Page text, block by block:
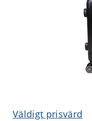
Väldigt prisvärd